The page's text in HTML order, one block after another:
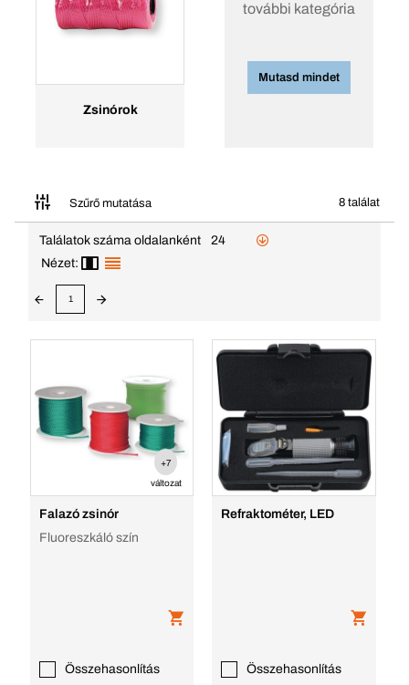
Zsinórok
további kategória
Mutasd mindet
Szűrő mutatása 8 találat
Találatok száma oldalanként
24
Nézet:
1
+7
változat
Falazó zsinór
Fluoreszkáló szín
Összehasonlítás
Refraktométer, LED
Összehasonlítás